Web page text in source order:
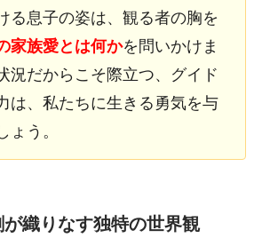
る息子の姿は、観る者の胸を
家族愛とは何かを問いかけま
況だからこそ際立つ、グイド
は、私たちに生きる勇気を与
ょう。
織りなす独特の世界観